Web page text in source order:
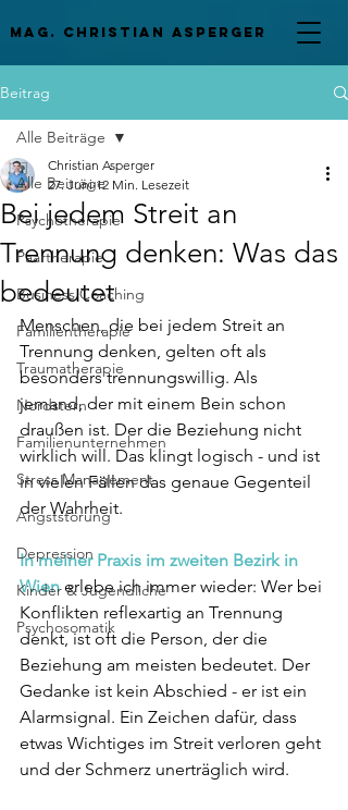
mag. Christian asperger
Beitrag
Alle Beiträge
Psychotherapie
Paartherapie
Business Coaching
Familientherapie
Traumatherapie
Nordstern
Familienunternehmen
Stress Management
Angststörung
Depression
Kinder & Jugendliche
Psychosomatik
Alle Beiträge
Bei jedem Streit an
Trennung denken: Was das
bedeutet
Christian Asperger
27. Juni 12 Min. Lesezeit
Menschen, die bei jedem Streit an
Trennung denken, gelten oft als
besonders trennungswillig. Als
jemand, der mit einem Bein schon
draußen ist. Der die Beziehung nicht
wirklich will. Das klingt logisch - und ist
in vielen Fällen das genaue Gegenteil
der Wahrheit.
In meiner Praxis im zweiten Bezirk in
Wien erlebe ich immer wieder: Wer bei
Konflikten reflexartig an Trennung
denkt, ist oft die Person, der die
Beziehung am meisten bedeutet. Der
Gedanke ist kein Abschied - er ist ein
Alarmsignal. Ein Zeichen dafür, dass
etwas Wichtiges im Streit verloren geht
und der Schmerz unerträglich wird.